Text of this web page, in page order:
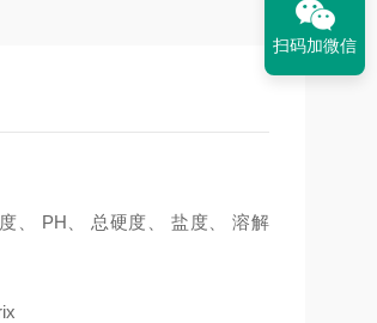
、 PH、 总硬度、 盐度、 溶解
扫码加微信